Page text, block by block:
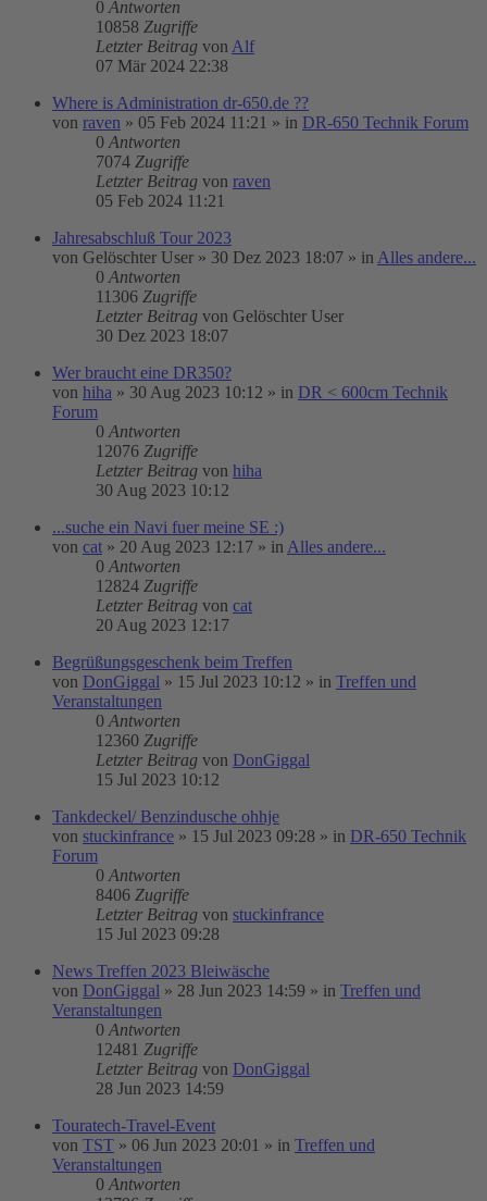
0 Antworten
10858 Zugriffe
Letzter Beitrag von Alf
07 Mär 2024 22:38
Where is Administration dr-650.de ??
von raven » 05 Feb 2024 11:21 » in DR-650 Technik Forum
0 Antworten
7074 Zugriffe
Letzter Beitrag von raven
05 Feb 2024 11:21
Jahresabschluß Tour 2023
von Gelöschter User » 30 Dez 2023 18:07 » in Alles andere...
0 Antworten
11306 Zugriffe
Letzter Beitrag von Gelöschter User
30 Dez 2023 18:07
Wer braucht eine DR350?
von hiha » 30 Aug 2023 10:12 » in DR < 600cm Technik
Forum
0 Antworten
12076 Zugriffe
Letzter Beitrag von hiha
30 Aug 2023 10:12
...suche ein Navi fuer meine SE :)
von cat » 20 Aug 2023 12:17 » in Alles andere...
0 Antworten
12824 Zugriffe
Letzter Beitrag von cat
20 Aug 2023 12:17
Begrüßungsgeschenk beim Treffen
von DonGiggal » 15 Jul 2023 10:12 » in Treffen und
Veranstaltungen
0 Antworten
12360 Zugriffe
Letzter Beitrag von DonGiggal
15 Jul 2023 10:12
Tankdeckel/ Benzindusche ohhje
von stuckinfrance » 15 Jul 2023 09:28 » in DR-650 Technik
Forum
0 Antworten
8406 Zugriffe
Letzter Beitrag von stuckinfrance
15 Jul 2023 09:28
News Treffen 2023 Bleiwäsche
von DonGiggal » 28 Jun 2023 14:59 » in Treffen und
Veranstaltungen
0 Antworten
12481 Zugriffe
Letzter Beitrag von DonGiggal
28 Jun 2023 14:59
Touratech-Travel-Event
von TST » 06 Jun 2023 20:01 » in Treffen und
Veranstaltungen
0 Antworten